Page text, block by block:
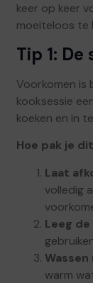
keer op keer
moeiteloos te
Tip 1:
Voorkomen is
kooksessie
koeken en in
Hoe pak je
Laat
volledig
Leeg de
warm